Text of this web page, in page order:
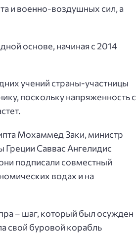
и военно-воздушных сил, а
основе, начиная с 2014
учений страны-участницы
поскольку напряженность с
Мохаммед Заки, министр
Саввас Ангелидис
подписали совместный
водах и на
– шаг, который был осужден
свой буровой корабль